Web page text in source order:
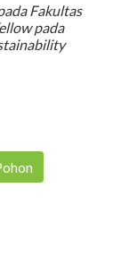
Fakultas
pada